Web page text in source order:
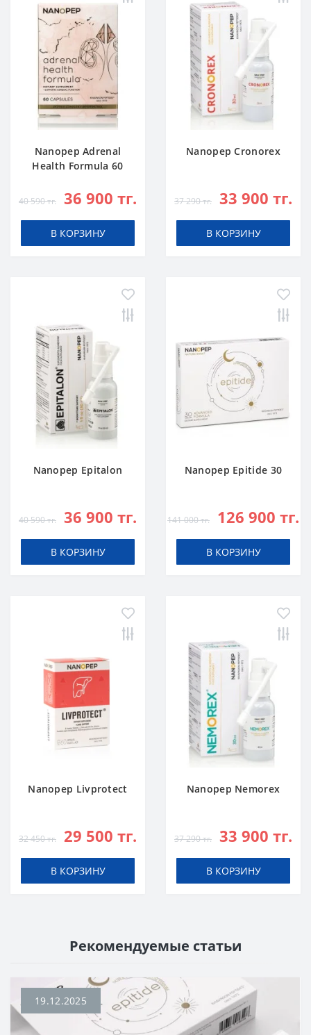
Nanopep Adrenal
Health Formula 60
40 590 тг. 36 900 тг.
В КОРЗИНУ
Nanopep Cronorex
37 290 тг. 33 900 тг.
В КОРЗИНУ
Nanopep Epitalon
40 590 тг. 36 900 тг.
В КОРЗИНУ
Nanopep Epitide 30
141 000 тг. 126 900 тг.
В КОРЗИНУ
Nanopep Livprotect
32 450 тг. 29 500 тг.
В КОРЗИНУ
Nanopep Nemorex
37 290 тг. 33 900 тг.
В КОРЗИНУ
Рекомендуемые статьи
19.12.2025